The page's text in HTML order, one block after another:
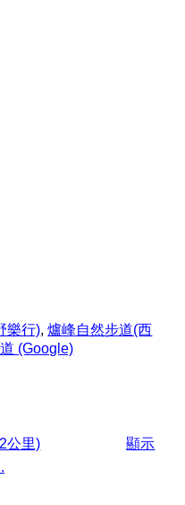
樂行),爐峰自然步道(西
(Google)
公里)
顯示